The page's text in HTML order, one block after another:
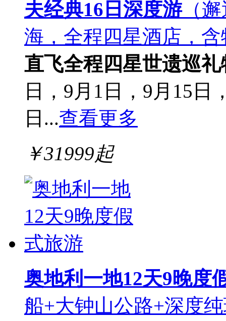
夫经典16日深度游（
海，全程四星酒店，
直飞全程四星世遗巡礼
日，9月1日，9月15日
日...查看更多
￥31999起
奥地利一地12天9晚度
船+大钟山公路+深度